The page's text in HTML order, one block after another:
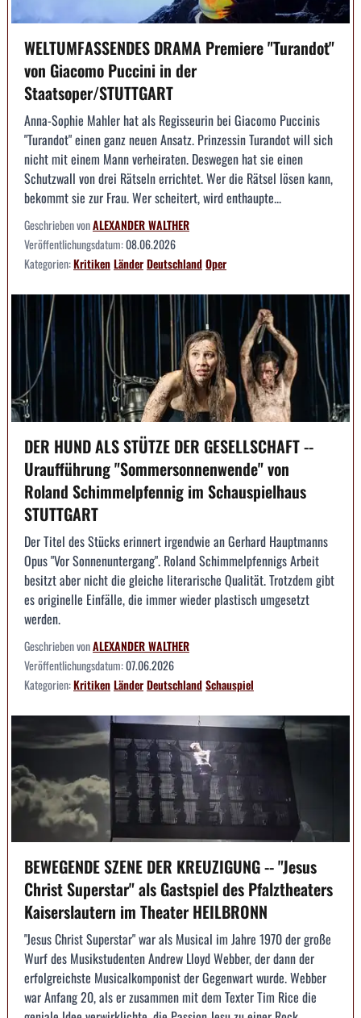
WELTUMFASSENDES DRAMA Premiere "Turandot"
von Giacomo Puccini in der
Staatsoper/STUTTGART
Anna-Sophie Mahler hat als Regisseurin bei Giacomo Puccinis
"Turandot" einen ganz neuen Ansatz. Prinzessin Turandot will sich
nicht mit einem Mann verheiraten. Deswegen hat sie einen
Schutzwall von drei Rätseln errichtet. Wer die Rätsel lösen kann,
bekommt sie zur Frau. Wer scheitert, wird enthaupte...
Geschrieben vonALEXANDER WALTHER
Veröffentlichungsdatum:08.06.2026
Kategorien:KritikenLänderDeutschlandOper
DER HUND ALS STÜTZE DER GESELLSCHAFT --
Uraufführung "Sommersonnenwende" von
Roland Schimmelpfennig im Schauspielhaus
STUTTGART
Der Titel des Stücks erinnert irgendwie an Gerhard Hauptmanns
Opus "Vor Sonnenuntergang". Roland Schimmelpfennigs Arbeit
besitzt aber nicht die gleiche literarische Qualität. Trotzdem gibt
es originelle Einfälle, die immer wieder plastisch umgesetzt
werden.
Geschrieben vonALEXANDER WALTHER
Veröffentlichungsdatum:07.06.2026
Kategorien:KritikenLänderDeutschlandSchauspiel
BEWEGENDE SZENE DER KREUZIGUNG -- "Jesus
Christ Superstar" als Gastspiel des Pfalztheaters
Kaiserslautern im Theater HEILBRONN
"Jesus Christ Superstar" war als Musical im Jahre 1970 der große
Wurf des Musikstudenten Andrew Lloyd Webber, der dann der
erfolgreichste Musicalkomponist der Gegenwart wurde. Webber
war Anfang 20, als er zusammen mit dem Texter Tim Rice die